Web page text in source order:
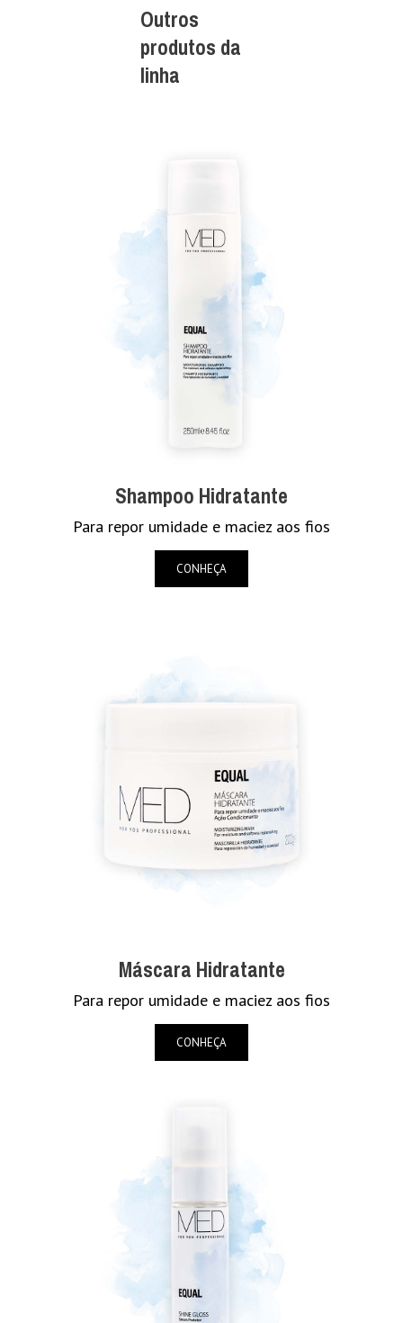
Outros
produtos da
linha
Shampoo Hidratante
Para repor umidade e maciez aos fios
CONHEÇA
Máscara Hidratante
Para repor umidade e maciez aos fios
CONHEÇA